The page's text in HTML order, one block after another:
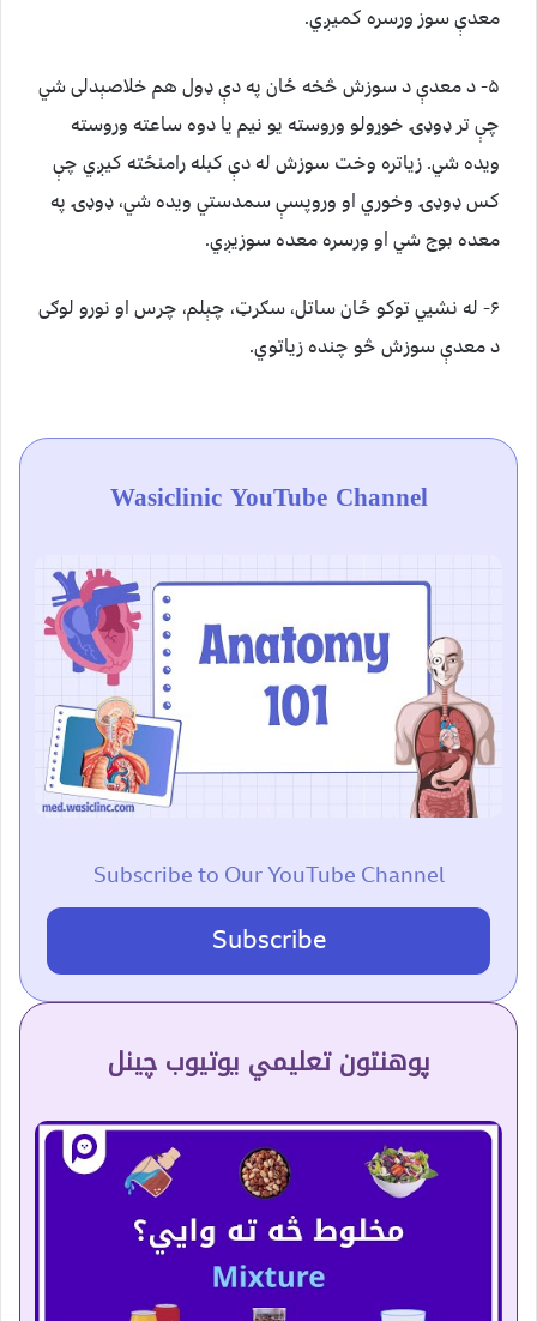
معدې سوز ورسره کمیږي.
۵- د معدې د سوزش څخه ځان په دې ډول هم خلاصېدلی شي
چې تر ډوډۍ خوړولو وروسته یو نیم یا دوه ساعته وروسته
ویده شي. زیاتره وخت سوزش له دې کبله رامنځته کیږي چې
کس ډوډۍ وخوري او وروپسې سمدستي ویده شي، ډوډۍ په
معده بوج شي او ورسره معده سوزیږي.
۶- له نشيي توکو ځان ساتل، سګرټ، چېلم، چرس او نورو لوګی
د معدې سوزش څو چنده زیاتوي.
Wasiclinic YouTube Channel
Subscribe to Our YouTube Channel
Subscribe
پوهنتون تعلیمي یوتیوب چینل